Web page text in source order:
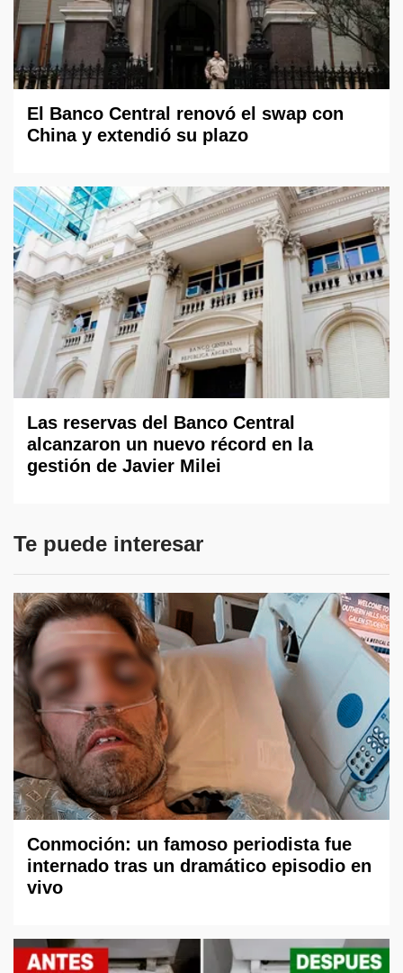
El Banco Central renovó el swap con
China y extendió su plazo
Las reservas del Banco Central
alcanzaron un nuevo récord en la
gestión de Javier Milei
Te puede interesar
Conmoción: un famoso periodista fue
internado tras un dramático episodio en
vivo